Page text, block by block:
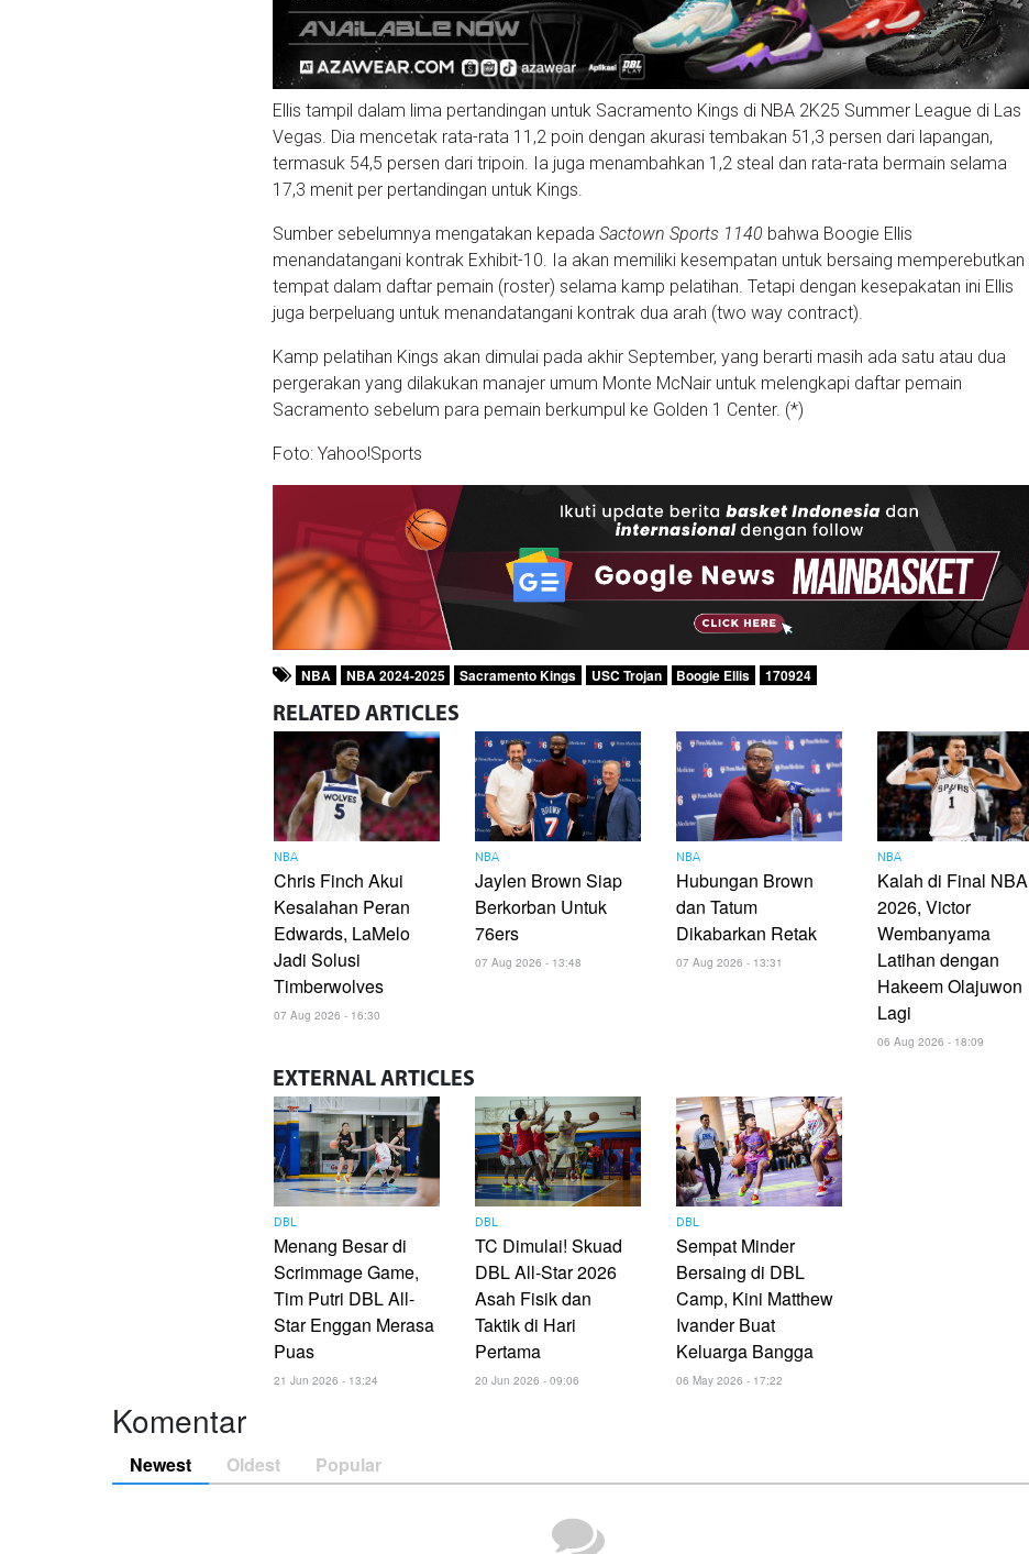
Ellis tampil dalam lima pertandingan untuk Sacramento Kings di NBA 2K25 Summer League di Las
Vegas. Dia mencetak rata-rata 11,2 poin dengan akurasi tembakan 51,3 persen dari lapangan,
termasuk 54,5 persen dari tripoin. Ia juga menambahkan 1,2 steal dan rata-rata bermain selama
17,3 menit per pertandingan untuk Kings.
Sumber sebelumnya mengatakan kepadaSactown Sports 1140 bahwa Boogie Ellis
menandatangani kontrak Exhibit-10. Ia akan memiliki kesempatan untuk bersaing memperebutkan
tempat dalam daftar pemain (roster) selama kamp pelatihan. Tetapi dengan kesepakatan ini Ellis
juga berpeluang untuk menandatangani kontrak dua arah (two way contract).
Kamp pelatihan Kings akan dimulai pada akhir September, yang berarti masih ada satu atau dua
pergerakan yang dilakukan manajer umum Monte McNair untuk melengkapi daftar pemain
Sacramento sebelum para pemain berkumpul ke Golden 1 Center. (*)
Foto: Yahoo!Sports
NBA NBA 2024-2025 Sacramento Kings USC Trojan Boogie Ellis 170924
RELATED ARTICLES
NBA
Chris Finch Akui
Kesalahan Peran
Edwards, LaMelo
Jadi Solusi
Timberwolves
07 Aug 2026 - 16:30
NBA
Jaylen Brown Siap
Berkorban Untuk
76ers
07 Aug 2026 - 13:48
NBA
Hubungan Brown
dan Tatum
Dikabarkan Retak
07 Aug 2026 - 13:31
NBA
Kalah di Final NBA
2026, Victor
Wembanyama
Latihan dengan
Hakeem Olajuwon
Lagi
06 Aug 2026 - 18:09
EXTERNAL ARTICLES
DBL
Menang Besar di
Scrimmage Game,
Tim Putri DBL All-
Star Enggan Merasa
Puas
21 Jun 2026 - 13:24
DBL
TC Dimulai! Skuad
DBL All-Star 2026
Asah Fisik dan
Taktik di Hari
Pertama
20 Jun 2026 - 09:06
DBL
Sempat Minder
Bersaing di DBL
Camp, Kini Matthew
Ivander Buat
Keluarga Bangga
06 May 2026 - 17:22
Komentar
Newest Oldest Popular